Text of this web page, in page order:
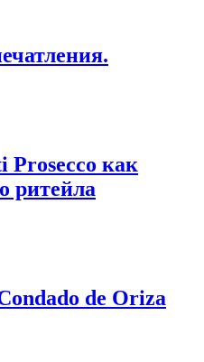
Prosecco как
ритейла
de Oriza